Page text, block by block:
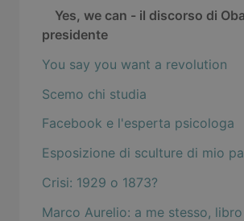
Yes, we can - il discorso di
presidente
You say you want a revolution
Scemo chi studia
Facebook e l'esperta psicologa
Esposizione di sculture di mio
Crisi: 1929 o 1873?
Marco Aurelio: a me stesso, libro